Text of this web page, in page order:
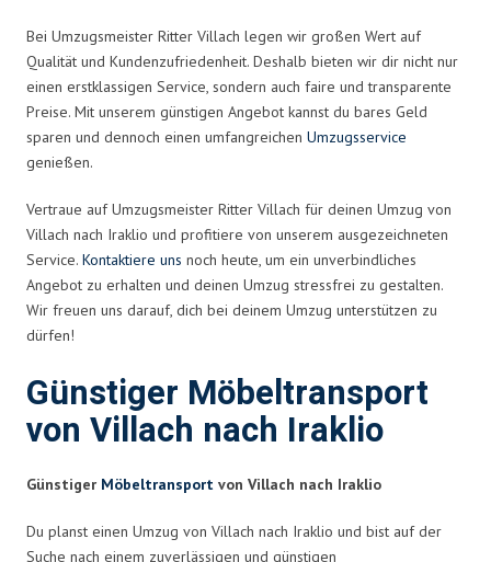
Bei Umzugsmeister Ritter Villach legen wir großen Wert auf
Qualität und Kundenzufriedenheit. Deshalb bieten wir dir nicht nur
einen erstklassigen Service, sondern auch faire und transparente
Preise. Mit unserem günstigen Angebot kannst du bares Geld
sparen und dennoch einen umfangreichen Umzugsservice
genießen.
Vertraue auf Umzugsmeister Ritter Villach für deinen Umzug von
Villach nach Iraklio und profitiere von unserem ausgezeichneten
Service. Kontaktiere uns noch heute, um ein unverbindliches
Angebot zu erhalten und deinen Umzug stressfrei zu gestalten.
Wir freuen uns darauf, dich bei deinem Umzug unterstützen zu
dürfen!
Günstiger Möbeltransport
von Villach nach Iraklio
Günstiger Möbeltransport von Villach nach Iraklio
Du planst einen Umzug von Villach nach Iraklio und bist auf der
Suche nach einem zuverlässigen und günstigen